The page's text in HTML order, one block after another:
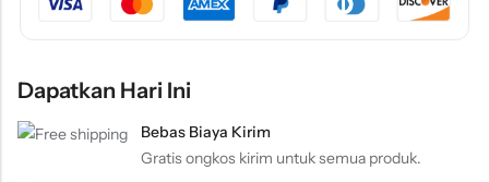
Dapatkan Hari Ini
Bebas Biaya Kirim
Gratis ongkos kirim untuk semua produk.